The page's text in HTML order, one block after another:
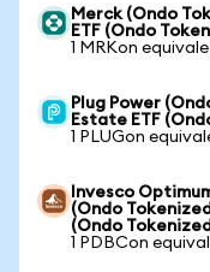
Merck (Ondo
ETF (Ondo
1 MRKon
Plug Power
Estate ETF
1 PLUGon
Invesco
(Ondo
(Ondo
1 PDBCon